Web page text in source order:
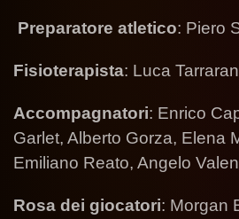
Preparatore atletico: Piero
Fisioterapista: Luca Tarraran
Accompagnatori: Enrico
Garlet, Alberto Gorza, Elena
Emiliano Reato, Angelo
Rosa dei giocatori: Morgan